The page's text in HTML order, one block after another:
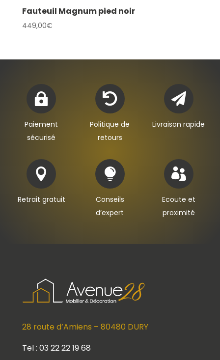
Fauteuil Magnum pied noir
449,00€

Paiement
sécurisé

Politique de
retours

Livraison rapide

Retrait gratuit

Conseils
d’expert

Ecoute et
proximité
28 route d’Amiens – 80480 DURY
Tel : 03 22 22 19 68